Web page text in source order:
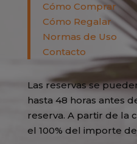
Cómo Comprar
Cómo Regalar
Normas de Uso
Contacto
Las reservas se
hasta 48 horas antes
reserva. A partir de la
el 100% del importe